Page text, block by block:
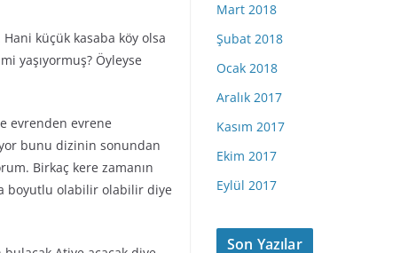
küçük kasaba köy olsa
yaşıyormuş? Öyleyse
evrenden evrene
bunu dizinin sonundan
Birkaç kere zamanın
boyutlu olabilir olabilir diye
Mart 2018
Şubat 2018
Ocak 2018
Aralık 2017
Kasım 2017
Ekim 2017
Eylül 2017
Son Yazılar